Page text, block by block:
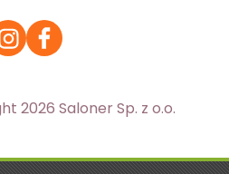
2026 Saloner Sp. z o.o.